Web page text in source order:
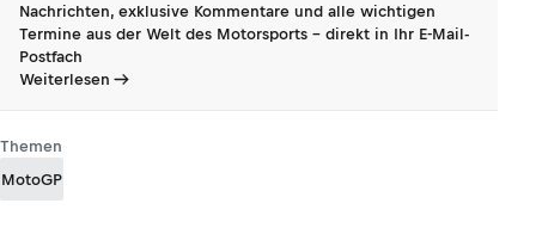
Nachrichten, exklusive Kommentare und alle wichtigen
Termine aus der Welt des Motorsports - direkt in Ihr E-Mail-
Postfach
Weiterlesen
Themen
MotoGP